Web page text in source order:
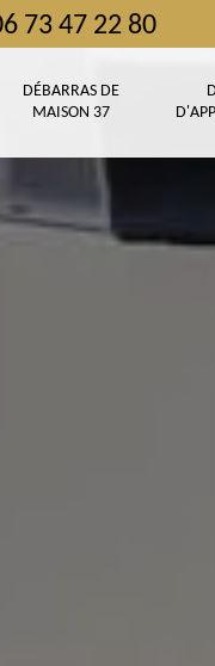
73 47 22 80
DÉBARRAS DE
MAISON 37